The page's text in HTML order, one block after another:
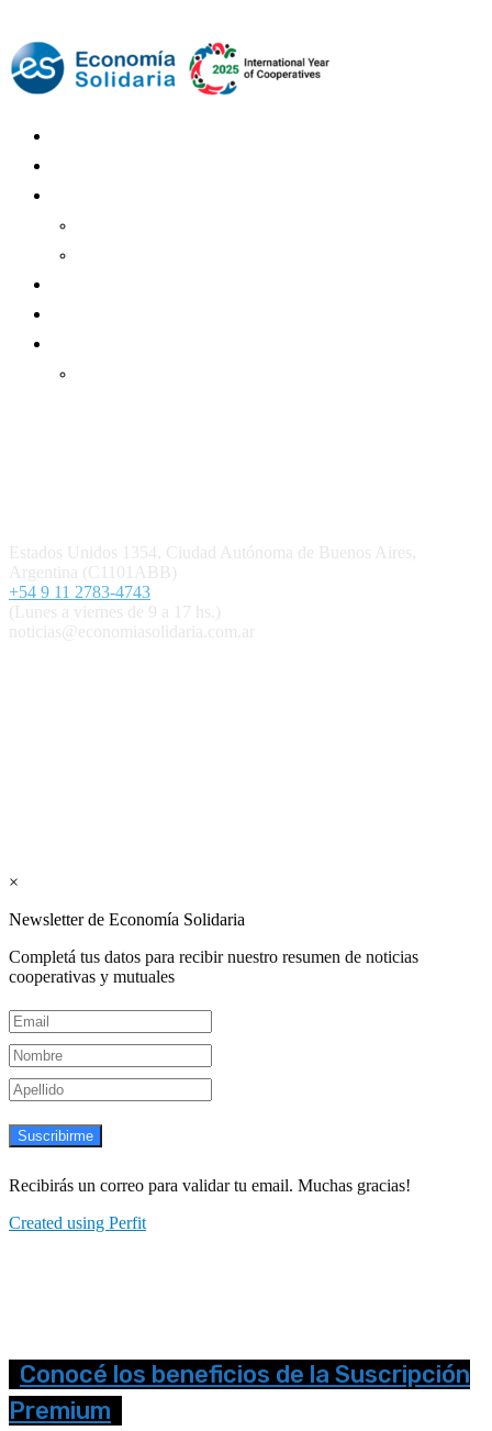
Estados Unidos 1354, Ciudad Autónoma de Buenos Aires,
Argentina (C1101ABB)
+54 9 11 2783-4743
(Lunes a viernes de 9 a 17 hs.)
noticias@economiasolidaria.com.ar
×
Newsletter de Economía Solidaria
Completá tus datos para recibir nuestro resumen de noticias
cooperativas y mutuales
Suscribirme
Recibirás un correo para validar tu email. Muchas gracias!
Created using Perfit
Conocé los beneficios de la Suscripción
Premium